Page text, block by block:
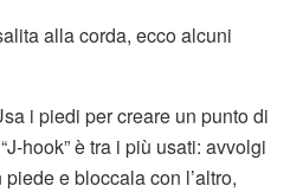
alla corda, ecco alcuni
i piedi per creare un punto di
hook” è tra i più usati: avvolgi
e bloccala con l’altro,